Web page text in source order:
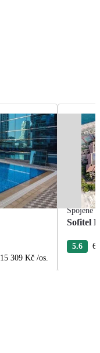
15 309 Kč /os.
Spojené
Sofitel
5.6 6